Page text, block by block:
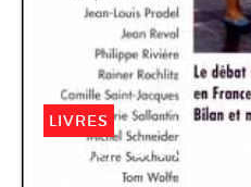
LIVRES
(Tout) l’art